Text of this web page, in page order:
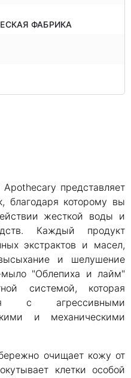
ФАБРИКА
представляет
благодаря которому вы
жесткой воды и
Каждый продукт
экстрактов и масел,
и шелушение
"Облепиха и лайм"
системой, которая
с агрессивными
и механическими
очищает кожу от
клетки особой